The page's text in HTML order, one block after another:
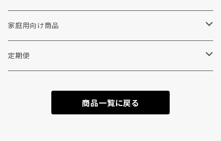
各種助剤
糊剤
衣料リフォーム・修理
その他
家庭用向け商品
リンナイ
定期便
商品一覧に戻る